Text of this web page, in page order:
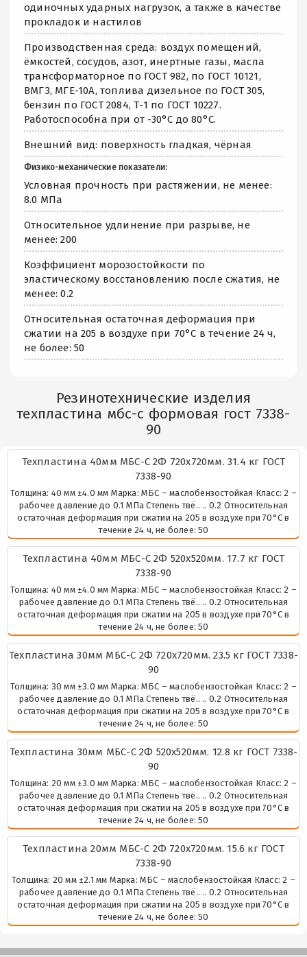
одиночных ударных нагрузок, а также в качестве
прокладок и настилов
Производственная среда: воздух помещений,
ёмкостей, сосудов, азот, инертные газы, масла
трансформаторное по ГОСТ 982, по ГОСТ 10121,
ВМГЗ, МГЕ-10А, топлива дизельное по ГОСТ 305,
бензин по ГОСТ 2084, Т-1 по ГОСТ 10227.
Работоспособна при от -30°С до 80°С.
Внешний вид: поверхность гладкая, чёрная
Физико-механические показатели:
Условная прочность при растяжении, не менее:
8.0 МПа
Относительное удлинение при разрыве, не
менее: 200
Коэффициент морозостойкости по
эластическому восстановлению после сжатия, не
менее: 0.2
Относительная остаточная деформация при
сжатии на 205 в воздухе при 70°С в течение 24 ч,
не более: 50
Резинотехнические изделия
техпластина мбс-с формовая гост 7338-
90
Техпластина 40мм МБС-С 2Ф 720х720мм. 31.4 кг ГОСТ
7338-90
Толщина: 40 мм ±4.0 мм Марка: МБС – маслобензостойкая Класс: 2 –
рабочее давление до 0.1 МПа Степень твё.. .. 0.2 Относительная
остаточная деформация при сжатии на 205 в воздухе при 70°С в
течение 24 ч, не более: 50
Техпластина 40мм МБС-С 2Ф 520х520мм. 17.7 кг ГОСТ
7338-90
Толщина: 40 мм ±4.0 мм Марка: МБС – маслобензостойкая Класс: 2 –
рабочее давление до 0.1 МПа Степень твё.. .. 0.2 Относительная
остаточная деформация при сжатии на 205 в воздухе при 70°С в
течение 24 ч, не более: 50
Техпластина 30мм МБС-С 2Ф 720х720мм. 23.5 кг ГОСТ 7338-
90
Толщина: 30 мм ±3.0 мм Марка: МБС – маслобензостойкая Класс: 2 –
рабочее давление до 0.1 МПа Степень твё.. .. 0.2 Относительная
остаточная деформация при сжатии на 205 в воздухе при 70°С в
течение 24 ч, не более: 50
Техпластина 30мм МБС-С 2Ф 520х520мм. 12.8 кг ГОСТ 7338-
90
Толщина: 20 мм ±3.0 мм Марка: МБС – маслобензостойкая Класс: 2 –
рабочее давление до 0.1 МПа Степень твё.. .. 0.2 Относительная
остаточная деформация при сжатии на 205 в воздухе при 70°С в
течение 24 ч, не более: 50
Техпластина 20мм МБС-С 2Ф 720х720мм. 15.6 кг ГОСТ
7338-90
Толщина: 20 мм ±2.1 мм Марка: МБС – маслобензостойкая Класс: 2 –
рабочее давление до 0.1 МПа Степень твё.. .. 0.2 Относительная
остаточная деформация при сжатии на 205 в воздухе при 70°С в
течение 24 ч, не более: 50